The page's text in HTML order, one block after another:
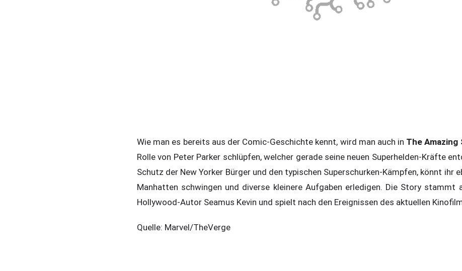
Wie man es bereits aus der Comic-Geschichte kennt, wird man auch in The Amazing
Rolle von Peter Parker schlüpfen, welcher gerade seine neuen Superhelden-Kräfte
Schutz der New Yorker Bürger und den typischen Superschurken-Kämpfen, könnt ihr
Manhatten schwingen und diverse kleinere Aufgaben erledigen. Die Story stammt
Hollywood-Autor Seamus Kevin und spielt nach den Ereignissen des aktuellen
Quelle: Marvel/TheVerge